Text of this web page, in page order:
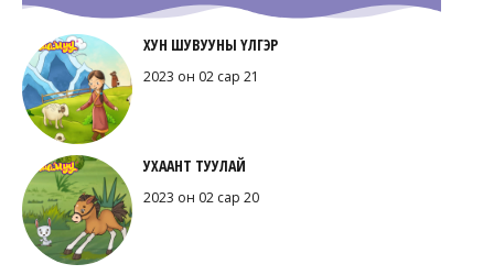
ХУН ШУВУУНЫ ҮЛГЭР
2023 он 02 сар 21
УХААНТ ТУУЛАЙ
2023 он 02 сар 20